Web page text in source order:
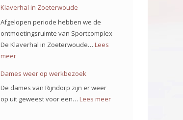
team
Iron
Mountain
in
Klaverhal in Zoeterwoude
Afgelopen periode hebben we de
ontmoetingsruimte van Sportcomplex
De Klaverhal in Zoeterwoude… Lees
meer:
Sportcomplex
De
Klaverhal
Dames weer op werkbezoek
De dames van Rijndorp zijn er weer
op uit geweest voor een… Lees meer: